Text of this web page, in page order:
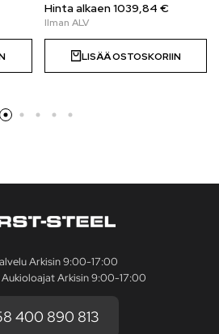
Hinta alkaen1039,84 €
LISÄÄ OSTOSKORIIN
Arkisin 9:00-17:00
Arkisin 9:00-17:00
400 890 813